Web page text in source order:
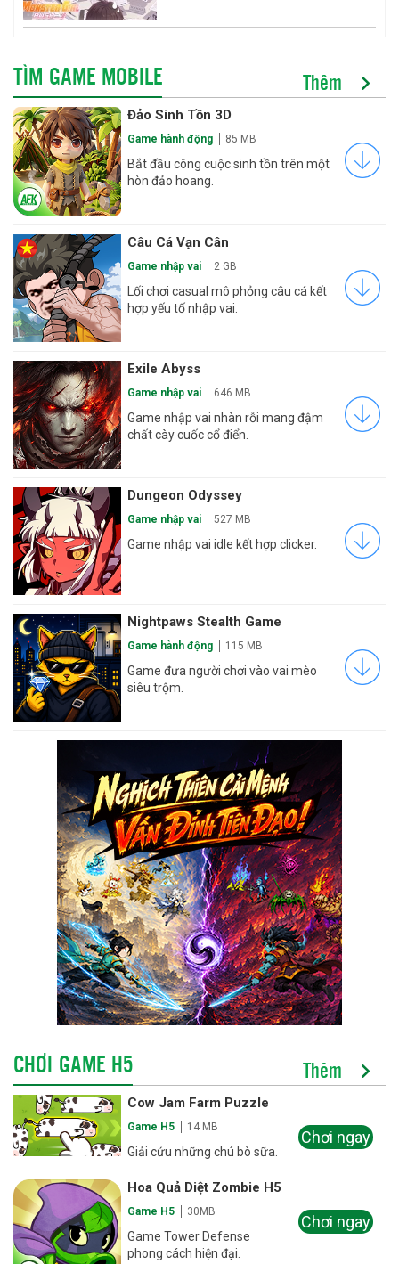
TÌM GAME MOBILE Thêm
Đảo Sinh Tồn 3D
Game hành động 85 MB
Bắt đầu công cuộc sinh tồn trên một
hòn đảo hoang.
Câu Cá Vạn Cân
Game nhập vai 2 GB
Lối chơi casual mô phỏng câu cá kết
hợp yếu tố nhập vai.
Exile Abyss
Game nhập vai 646 MB
Game nhập vai nhàn rỗi mang đậm
chất cày cuốc cổ điển.
Dungeon Odyssey
Game nhập vai 527 MB
Game nhập vai idle kết hợp clicker.
Nightpaws Stealth Game
Game hành động 115 MB
Game đưa người chơi vào vai mèo
siêu trộm.
CHƠI GAME H5 Thêm
Cow Jam Farm Puzzle
Game H5 14 MB
Giải cứu những chú bò sữa.
Chơi ngay
Hoa Quả Diệt Zombie H5
Game H5 30MB
Game Tower Defense
phong cách hiện đại.
Chơi ngay